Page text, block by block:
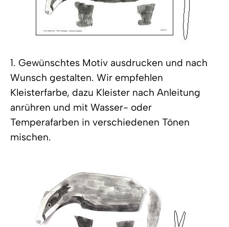
1. Gewünschtes Motiv ausdrucken und nach
Wunsch gestalten. Wir empfehlen
Kleisterfarbe, dazu Kleister nach Anleitung
anrühren und mit Wasser- oder
Temperafarben in verschiedenen Tönen
mischen.